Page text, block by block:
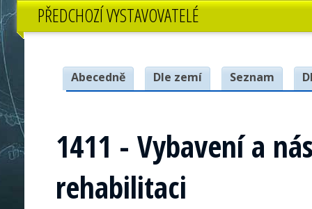
PŘEDCHOZÍ VYSTAVOVATELÉ
Abecedně Dle zemí Seznam
1411 - Vybavení a
rehabilitaci